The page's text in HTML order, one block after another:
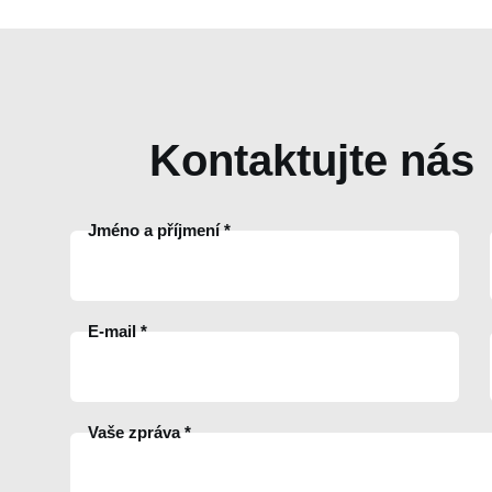
Kontaktujte nás
Jméno a příjmení
E-mail
Vaše zpráva